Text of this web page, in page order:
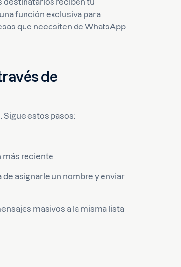
destinatarios reciben tu
función exclusiva para
que necesiten de WhatsApp
de
Sigue estos pasos:
más reciente
de asignarle un nombre y enviar
masivos a la misma lista